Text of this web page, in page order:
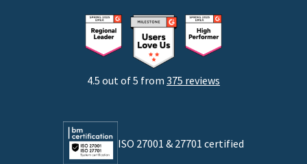
Nuevas empresas
Por tamaño de empresa
Empresas medianas
4.5 out of 5 from 375 reviews
ISO 27001 & 27701 certified